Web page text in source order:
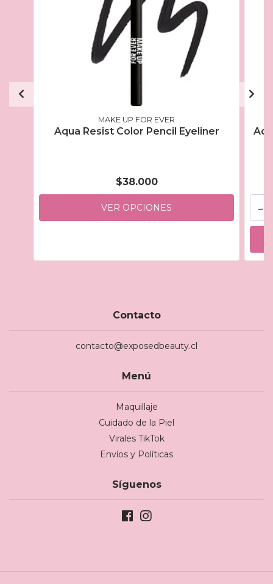
MAKE UP FOR EVER
Aqua Resist Color Pencil Eyeliner
$38.000
VER OPCIONES -
Contacto
contacto@exposedbeauty.cl
Menú
Maquillaje
Cuidado de la Piel
Virales TikTok
Envíos y Políticas
Síguenos